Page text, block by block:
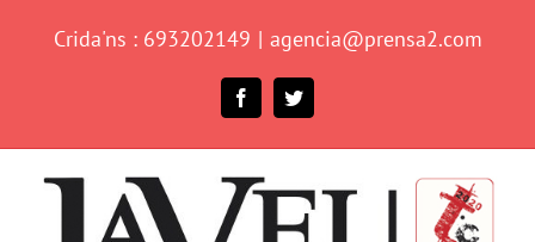
Crida'ns : 693202149 | agencia@prensa2.com
FacebookTwitter